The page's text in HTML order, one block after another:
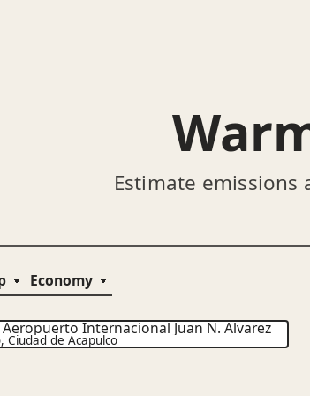
Estimate
Aeropuerto Internacional Juan N. Álvarez
,Ciudad de Acapulco